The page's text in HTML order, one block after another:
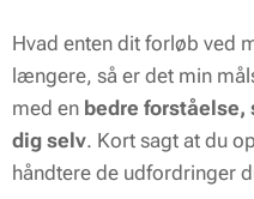
Hvad enten dit forløb ved
længere, så er det min
med en bedre
dig selv. Kort sagt at du
håndtere de udfordringer